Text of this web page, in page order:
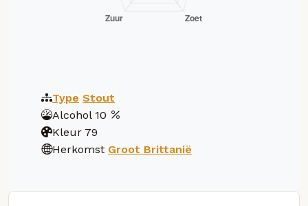
Type Stout
Alcohol 10
Kleur 79
Herkomst Groot Brittanië